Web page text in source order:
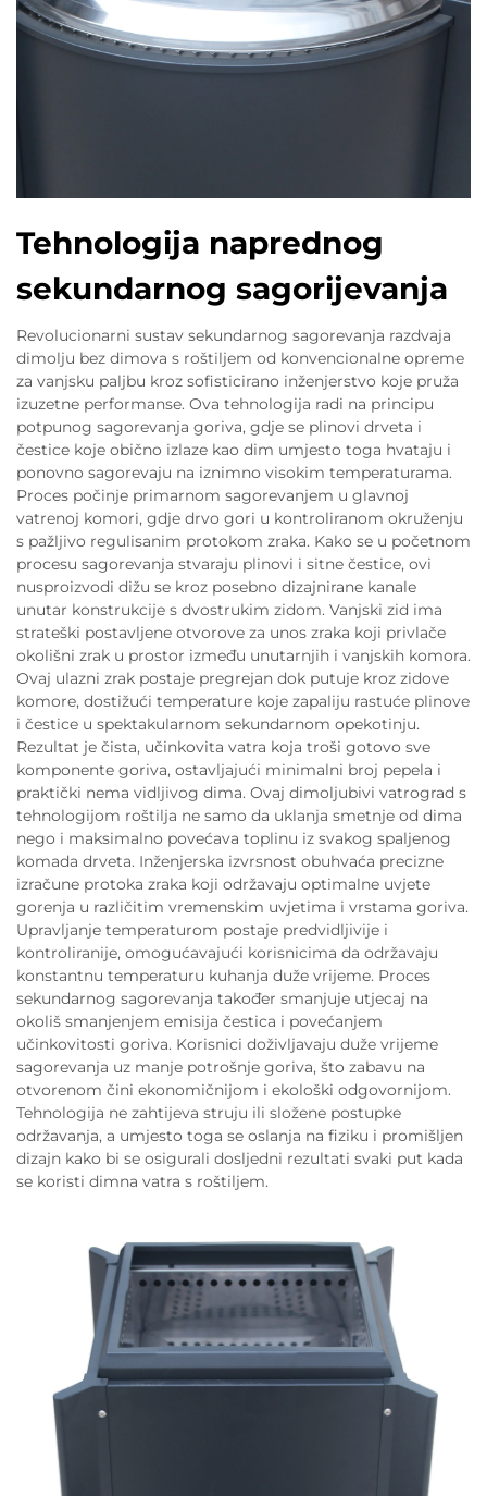
Tehnologija naprednog
sekundarnog sagorijevanja
Revolucionarni sustav sekundarnog sagorevanja razdvaja
dimolju bez dimova s roštiljem od konvencionalne opreme
za vanjsku paljbu kroz sofisticirano inženjerstvo koje pruža
izuzetne performanse. Ova tehnologija radi na principu
potpunog sagorevanja goriva, gdje se plinovi drveta i
čestice koje obično izlaze kao dim umjesto toga hvataju i
ponovno sagorevaju na iznimno visokim temperaturama.
Proces počinje primarnom sagorevanjem u glavnoj
vatrenoj komori, gdje drvo gori u kontroliranom okruženju
s pažljivo regulisanim protokom zraka. Kako se u početnom
procesu sagorevanja stvaraju plinovi i sitne čestice, ovi
nusproizvodi dižu se kroz posebno dizajnirane kanale
unutar konstrukcije s dvostrukim zidom. Vanjski zid ima
strateški postavljene otvorove za unos zraka koji privlače
okolišni zrak u prostor između unutarnjih i vanjskih komora.
Ovaj ulazni zrak postaje pregrejan dok putuje kroz zidove
komore, dostižući temperature koje zapaliju rastuće plinove
i čestice u spektakularnom sekundarnom opekotinju.
Rezultat je čista, učinkovita vatra koja troši gotovo sve
komponente goriva, ostavljajući minimalni broj pepela i
praktički nema vidljivog dima. Ovaj dimoljubivi vatrograd s
tehnologijom roštilja ne samo da uklanja smetnje od dima
nego i maksimalno povećava toplinu iz svakog spaljenog
komada drveta. Inženjerska izvrsnost obuhvaća precizne
izračune protoka zraka koji održavaju optimalne uvjete
gorenja u različitim vremenskim uvjetima i vrstama goriva.
Upravljanje temperaturom postaje predvidljivije i
kontroliranije, omogućavajući korisnicima da održavaju
konstantnu temperaturu kuhanja duže vrijeme. Proces
sekundarnog sagorevanja također smanjuje utjecaj na
okoliš smanjenjem emisija čestica i povećanjem
učinkovitosti goriva. Korisnici doživljavaju duže vrijeme
sagorevanja uz manje potrošnje goriva, što zabavu na
otvorenom čini ekonomičnijom i ekološki odgovornijom.
Tehnologija ne zahtijeva struju ili složene postupke
održavanja, a umjesto toga se oslanja na fiziku i promišljen
dizajn kako bi se osigurali dosljedni rezultati svaki put kada
se koristi dimna vatra s roštiljem.